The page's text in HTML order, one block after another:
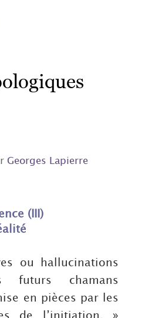
Georges Lapierre
(III)
ou hallucinations
futurs chamans
en pièces par les
de l’initiation. »